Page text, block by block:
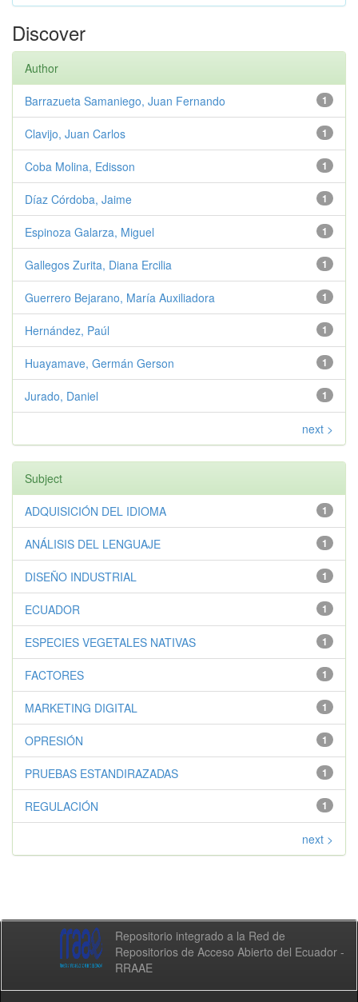
Discover
Author
1
Barrazueta Samaniego, Juan Fernando
1
Clavijo, Juan Carlos
1
Coba Molina, Edisson
1
Díaz Córdoba, Jaime
1
Espinoza Galarza, Miguel
1
Gallegos Zurita, Diana Ercilia
1
Guerrero Bejarano, María Auxiliadora
1
Hernández, Paúl
1
Huayamave, Germán Gerson
1
Jurado, Daniel
next >
Subject
1
ADQUISICIÓN DEL IDIOMA
1
ANÁLISIS DEL LENGUAJE
1
DISEÑO INDUSTRIAL
1
ECUADOR
1
ESPECIES VEGETALES NATIVAS
1
FACTORES
1
MARKETING DIGITAL
1
OPRESIÓN
1
PRUEBAS ESTANDIRAZADAS
1
REGULACIÓN
next >
Repositorio integrado a la Red de
Repositorios de Acceso Abierto del Ecuador -
RRAAE